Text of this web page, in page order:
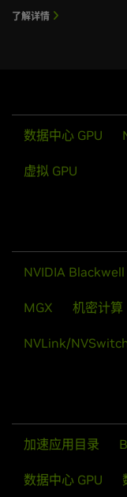
了解详情
数据中心 GPU
虚拟 GPU
NVIDIA Blackwell
MGX 机密计算
NVLink/
加速应用目录
数据中心 GPU